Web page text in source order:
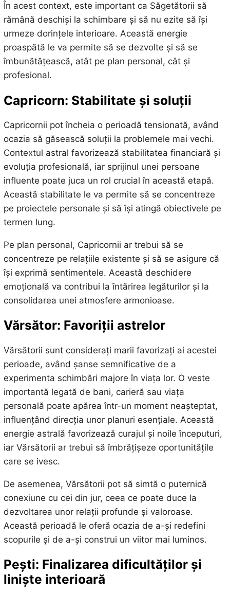
În acest context, este important ca Săgetătorii să
rămână deschiși la schimbare și să nu ezite să își
urmeze dorințele interioare. Această energie
proaspătă le va permite să se dezvolte și să se
îmbunătățească, atât pe plan personal, cât și
profesional.
Capricorn: Stabilitate și soluții
Capricornii pot încheia o perioadă tensionată, având
ocazia să găsească soluții la problemele mai vechi.
Contextul astral favorizează stabilitatea financiară și
evoluția profesională, iar sprijinul unei persoane
influente poate juca un rol crucial în această etapă.
Această stabilitate le va permite să se concentreze
pe proiectele personale și să își atingă obiectivele pe
termen lung.
Pe plan personal, Capricornii ar trebui să se
concentreze pe relațiile existente și să se asigure că
își exprimă sentimentele. Această deschidere
emoțională va contribui la întărirea legăturilor și la
consolidarea unei atmosfere armonioase.
Vărsător: Favoriții astrelor
Vărsătorii sunt considerați marii favorizați ai acestei
perioade, având șanse semnificative de a
experimenta schimbări majore în viața lor. O veste
importantă legată de bani, carieră sau viața
personală poate apărea într-un moment neașteptat,
influențând direcția unor planuri esențiale. Această
energie astrală favorizează curajul și noile începuturi,
iar Vărsătorii ar trebui să îmbrățișeze oportunitățile
care se ivesc.
De asemenea, Vărsătorii pot să simtă o puternică
conexiune cu cei din jur, ceea ce poate duce la
dezvoltarea unor relații profunde și valoroase.
Această perioadă le oferă ocazia de a-și redefini
scopurile și de a-și construi un viitor mai luminos.
Pești: Finalizarea dificultăților și
liniște interioară